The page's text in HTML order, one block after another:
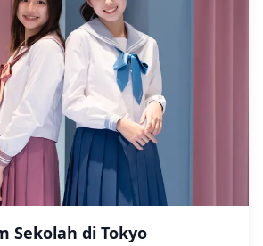
Sekolah di Tokyo